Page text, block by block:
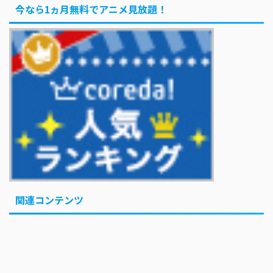
ドイツ人男性がランニングシューズで富士登山 「足をくじいて動けな
い」
巨人・坂本勇人が「1億円申告漏れ」 税務当局が指摘するも修正に応
じず
KOBAMETALが語る、ベビメタ主催フェスの見どころ
巨人・坂本勇人が「1億円申告漏れ」 税務当局が指摘するも修正に応
じず
「イケオジって言葉よくなくない？」 KAT-TUN上田竜也の問題提起
で議論に...「オジ」はいいのに「オバ」はNG？
巨人・坂本勇人が「1億円申告漏れ」 税務当局が指摘するも修正に応
Powered by livedoor 相互RSS
今なら1ヵ月無料でアニメ見放題！
関連コンテンツ